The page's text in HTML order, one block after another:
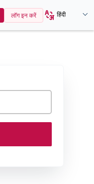
लॉग इन करें हिंदी